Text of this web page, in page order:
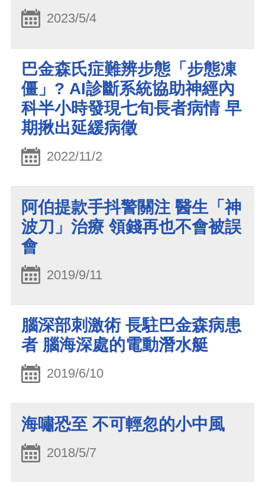
2023/5/4
巴金森氏症難辨步態「步態凍
僵」? AI診斷系統協助神經內
科半小時發現七旬長者病情 早
期揪出延緩病徵
2022/11/2
阿伯提款手抖警關注 醫生「神
波刀」治療 領錢再也不會被誤
會
2019/9/11
腦深部刺激術 長駐巴金森病患
者 腦海深處的電動潛水艇
2019/6/10
海嘯恐至 不可輕忽的小中風
2018/5/7